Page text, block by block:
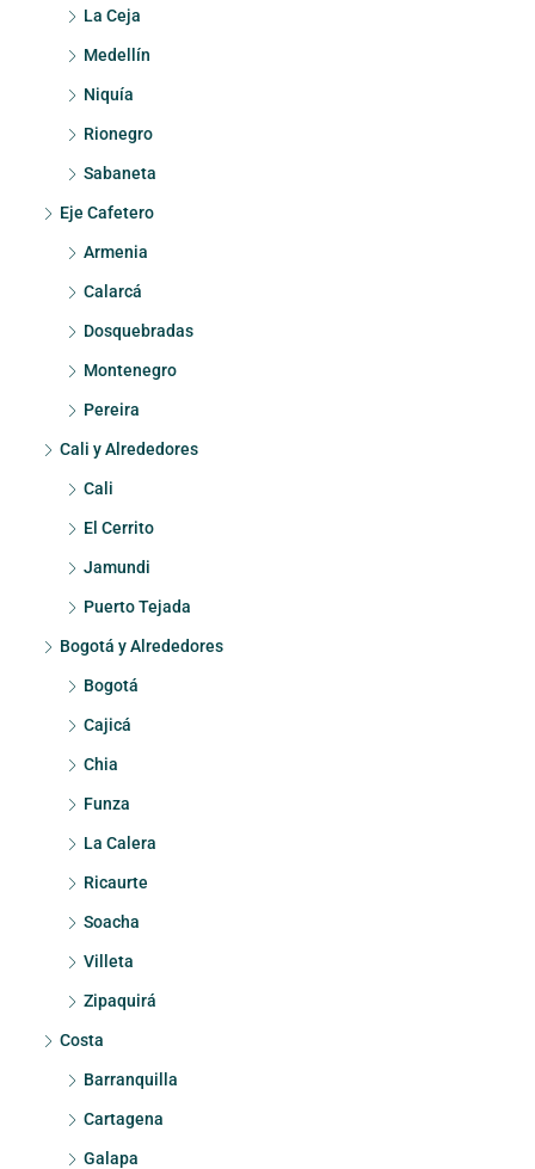
La Ceja
Medellín
Niquía
Rionegro
Sabaneta
Eje Cafetero
Armenia
Calarcá
Dosquebradas
Montenegro
Pereira
Cali y Alrededores
Cali
El Cerrito
Jamundi
Puerto Tejada
Bogotá y Alrededores
Bogotá
Cajicá
Chia
Funza
La Calera
Ricaurte
Soacha
Villeta
Zipaquirá
Costa
Barranquilla
Cartagena
Galapa